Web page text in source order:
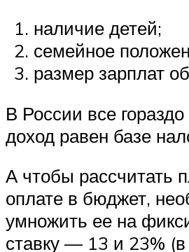
наличие детей;
семейное
размер зарплат
В России все
доход равен базе
А чтобы рассчитать
оплате в бюджет,
умножить ее на
ставку — 13 и 23%